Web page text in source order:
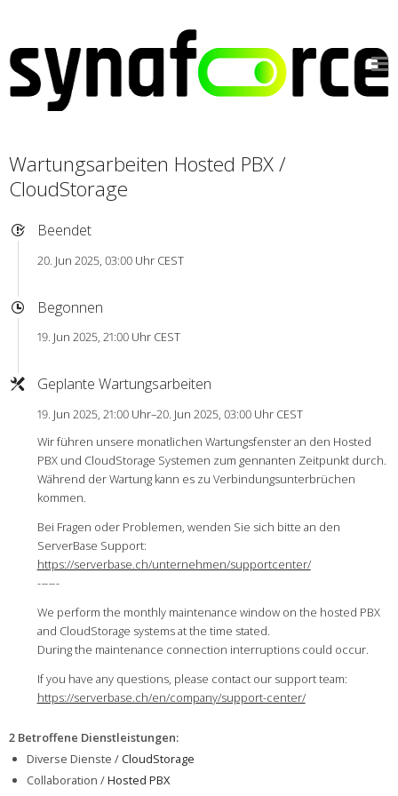
Wartungsarbeiten Hosted PBX /
CloudStorage
Beendet
20. Jun 2025, 03:00 Uhr CEST
Begonnen
19. Jun 2025, 21:00 Uhr CEST
Geplante Wartungsarbeiten
19. Jun 2025, 21:00 Uhr–20. Jun 2025, 03:00 Uhr CEST
Wir führen unsere monatlichen Wartungsfenster an den Hosted
PBX und CloudStorage Systemen zum gennanten Zeitpunkt durch.
Während der Wartung kann es zu Verbindungsunterbrüchen
kommen.
Bei Fragen oder Problemen, wenden Sie sich bitte an den
ServerBase Support:
https://serverbase.ch/unternehmen/supportcenter/
------
We perform the monthly maintenance window on the hosted PBX
and CloudStorage systems at the time stated.
During the maintenance connection interruptions could occur.
If you have any questions, please contact our support team:
https://serverbase.ch/en/company/support-center/
2 Betroffene Dienstleistungen:
Diverse Dienste /CloudStorage
Collaboration /Hosted PBX